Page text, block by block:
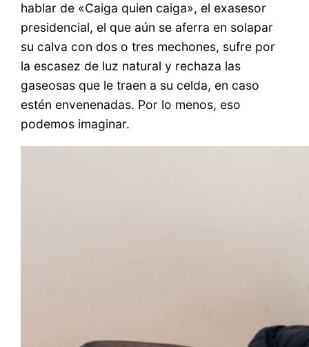
hablar de «Caiga quien caiga», el exasesor
presidencial, el que aún se aferra en solapar
su calva con dos o tres mechones, sufre por
la escasez de luz natural y rechaza las
gaseosas que le traen a su celda, en caso
estén envenenadas. Por lo menos, eso
podemos imaginar.